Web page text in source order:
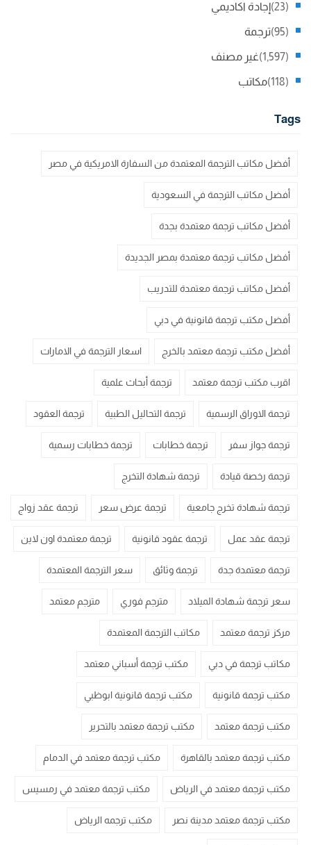
إجادة اكاديمي (23)
ترجمة (95)
غير مصنف (1,597)
مكاتب (118)
Tags
أفضل مكاتب الترجمة المعتمدة من السفارة الامريكية في مصر
أفضل مكاتب الترجمة في السعودية
أفضل مكاتب ترجمة معتمدة بجدة
أفضل مكاتب ترجمة معتمدة بمصر الجديدة
أفضل مكاتب ترجمة معتمدة للتدريب
أفضل مكتب ترجمة قانونية في دبي
أفضل مكتب ترجمة معتمد بالخرج اسعار الترجمة في الامارات
اقرب مكتب ترجمة معتمد ترجمة أبحاث علمية
ترجمة الاوراق الرسمية ترجمة التحاليل الطبية ترجمة العقود
ترجمة جواز سفر ترجمة خطابات ترجمة خطابات رسمية
ترجمة رخصة قيادة ترجمة شهادة التخرج
ترجمة شهادة تخرج جامعية ترجمة عرض سعر ترجمة عقد زواج
ترجمة عقد عمل ترجمة عقود قانونية ترجمة معتمدة اون لاين
ترجمة معتمدة جدة ترجمة وثائق سعر الترجمة المعتمدة
سعر ترجمة شهادة الميلاد مترجم فوري مترجم معتمد
مركز ترجمة معتمد مكاتب الترجمة المعتمدة
مكاتب ترجمة في دبي مكتب ترجمة أسباني معتمد
مكتب ترجمة قانونية مكتب ترجمة قانونية ابوظبي
مكتب ترجمة معتمد مكتب ترجمة معتمد بالتحرير
مكتب ترجمة معتمد بالقاهرة مكتب ترجمة معتمد في الدمام
مكتب ترجمة معتمد في الرياض مكتب ترجمة معتمد في رمسيس
مكتب ترجمة معتمد مدينة نصر مكتب ترجمه الرياض